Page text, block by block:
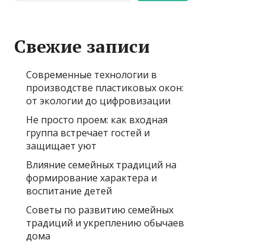
Свежие записи
Современные технологии в
производстве пластиковых окон:
от экологии до цифровизации
Не просто проем: как входная
группа встречает гостей и
защищает уют
Влияние семейных традиций на
формирование характера и
воспитание детей
Советы по развитию семейных
традиций и укреплению обычаев
дома